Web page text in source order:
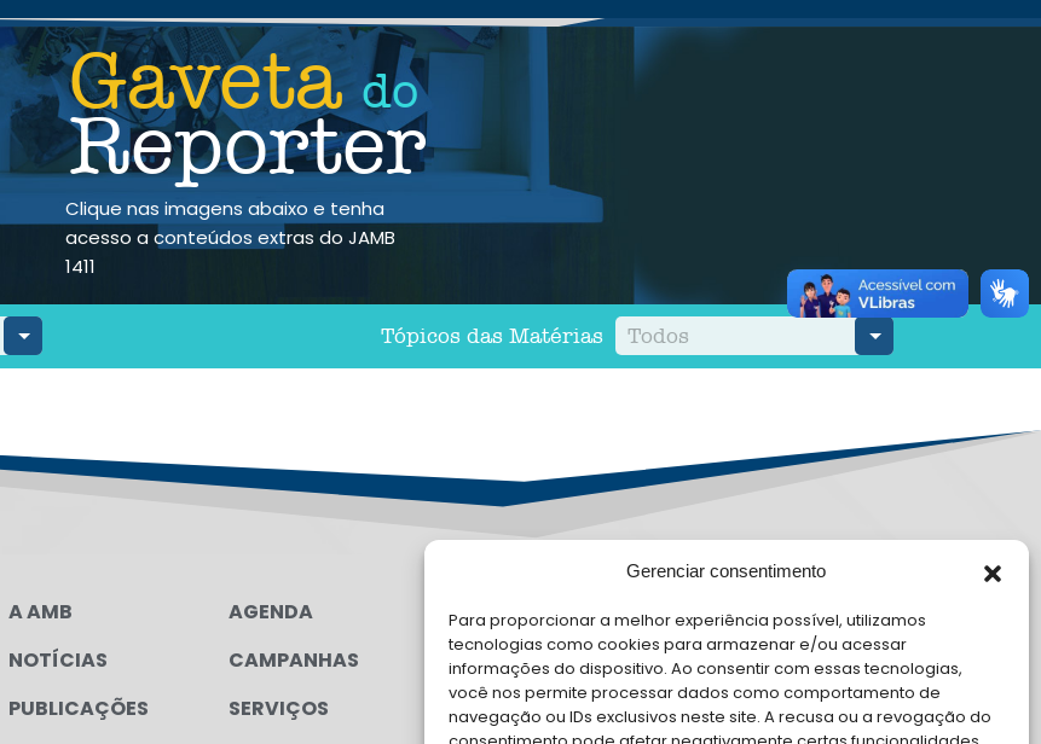
Gerenciar consentimento
Para proporcionar a melhor experiência possível, utilizamos
tecnologias como cookies para armazenar e/ou acessar
informações do dispositivo. Ao consentir com essas tecnologias,
você nos permite processar dados como comportamento de
navegação ou IDs exclusivos neste site. A recusa ou a revogação do
Gaveta do
Reporter
Clique nas imagens abaixo e tenha
acesso a conteúdos extras do JAMB
1411
Tópicos das Matérias Todos
A AMB
NOTÍCIAS
PUBLICAÇÕES
AGENDA
CAMPANHAS
SERVIÇOS
LGPD
FALE CONOSCO
Solicite Apoio Institucional da AMB
para o seu evento